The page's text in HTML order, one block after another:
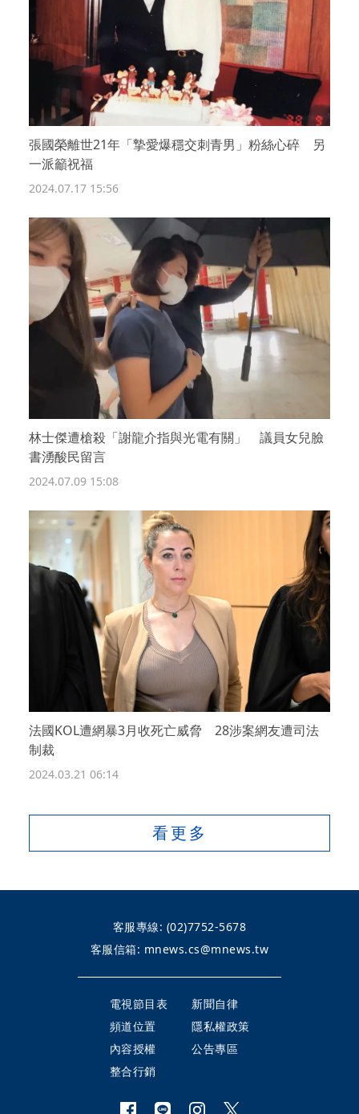
張國榮離世21年「摯愛爆穩交刺青男」粉絲心碎 另
一派籲祝福
2024.07.17 15:56
林士傑遭槍殺「謝龍介指與光電有關」 議員女兒臉
書湧酸民留言
2024.07.09 15:08
法國KOL遭網暴3月收死亡威脅 28涉案網友遭司法
制裁
2024.03.21 06:14
看更多
客服專線: (02)7752-5678
客服信箱: mnews.cs@mnews.tw
電視節目表
新聞自律
頻道位置
隱私權政策
內容授權
公告專區
整合行銷